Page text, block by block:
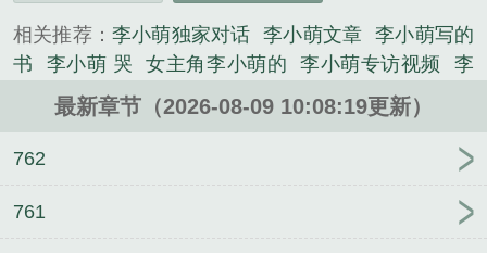
小说类小说。
相关推荐： 李小萌独家对话 李小萌文章
李小萌写的
书
李小萌 哭 女主角李小萌的 李小萌专访视频
李
小萌采访视频
周文瑞李小萌农民工
第一章周文瑞李
小萌叫什么名字
李小萌免费阅
读
李小萌周
瑞故事
李小
最新章节（2026-08-09 10:08:19更新）
762
761